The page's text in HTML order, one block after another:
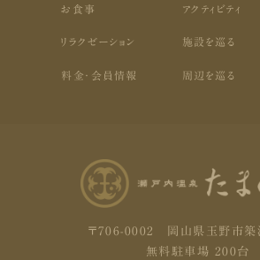
お食事
リラクゼーション
料金・会員情報
アクティビティ
施設を巡る
周辺を巡る
〒706-0002 岡山県玉野市築
無料駐車場 200台